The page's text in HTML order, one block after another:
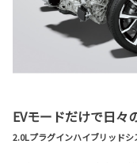
EVモードだけで日々
2.0Lプラグインハイブリッドシ